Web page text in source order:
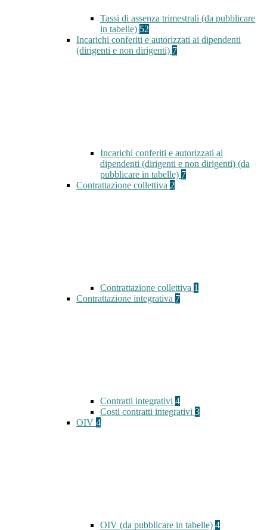
Tassi di assenza trimestrali (da pubblicare
in tabelle) 52
Incarichi conferiti e autorizzati ai dipendenti
(dirigenti e non dirigenti) 7
Incarichi conferiti e autorizzati ai
dipendenti (dirigenti e non dirigenti) (da
pubblicare in tabelle) 7
Contrattazione collettiva 2
Contrattazione collettiva 1
Contrattazione integrativa 7
Contratti integrativi 4
Costi contratti integrativi 3
OIV 4
OIV (da pubblicare in tabelle) 4